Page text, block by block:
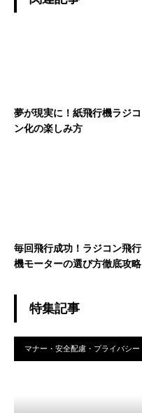
夢が現実に！紙飛行機ラジコ
ン化の楽しみ方
毎回飛行成功！ラジコン飛行
機モーターの選び方徹底攻略
特集記事
マナー・安全配慮・プライバシー